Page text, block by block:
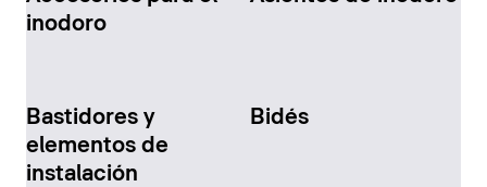
inodoro
Bastidores y
elementos de
instalación
Bidés